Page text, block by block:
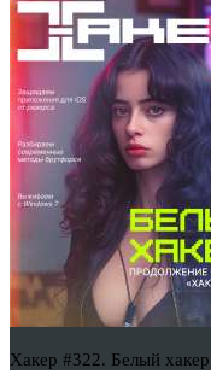
Хакер #322. Белый хакер